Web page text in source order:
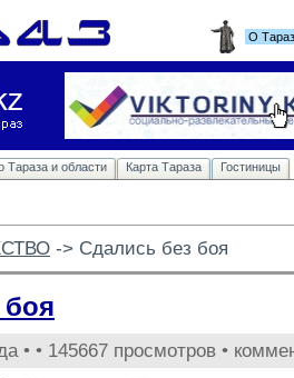
О
Тараза и области Карта Тараза Гостиницы
-> Сдались без боя
• • 145667 просмотров •